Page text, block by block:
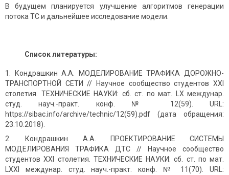
В будущем планируется улучшение алгоритмов генерации
потока ТС и дальнейшее исследование модели.
Список литературы:
Кондрашкин А.А. МОДЕЛИРОВАНИЕ ТРАФИКА ДОРОЖНО-
ТРАНСПОРТНОЙ СЕТИ // Научное сообщество студентов XXI
столетия. ТЕХНИЧЕСКИЕ НАУКИ: сб. ст. по мат. LX междунар.
студ. науч.-практ. конф. № 12(59). URL:
https://sibac.info/archive/technic/12(59).pdf (дата обращения:
23.10.2018).
Кондрашкин А.А. ПРОЕКТИРОВАНИЕ СИСТЕМЫ
МОДЕЛИРОВАНИЯ ТРАФИКА ДТС // Научное сообщество
студентов XXI столетия. ТЕХНИЧЕСКИЕ НАУКИ: сб. ст. по мат.
LXXI междунар. студ. науч.-практ. конф. № 11(70). URL: